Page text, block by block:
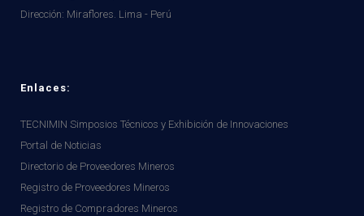
Dirección: Miraflores. Lima - Perú
Enlaces:
TECNIMIN Simposios Técnicos y Exhibición de Innovaciones
Portal de Noticias
Directorio de Proveedores Mineros
Registro de Proveedores Mineros
Registro de Compradores Mineros